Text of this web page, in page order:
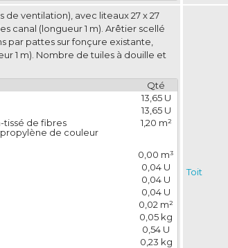
ventilation), avec liteaux 27 x 27
canal (longueur 1 m). Arêtier scellé
par pattes sur fonçure existante,
1 m). Nombre de tuiles à douille et
Qté
13,65 U
13,65 U
tissé de fibres
de couleur
1,20 m²
0,00 m³
0,04 U
0,04 U
0,04 U
0,02 m²
0,05 kg
0,54 U
0,23 kg
Toit